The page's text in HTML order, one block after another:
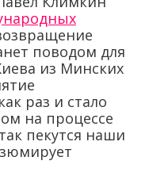
поводом для
из Минских
раз и стало
на процессе
пекутся наши